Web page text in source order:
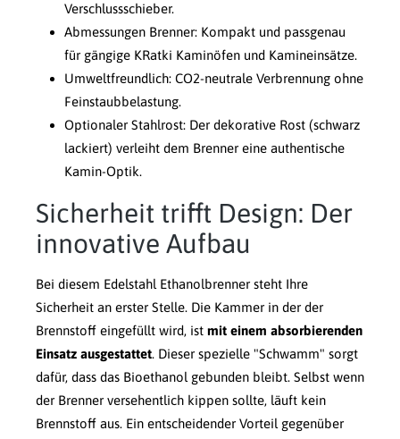
Verschlussschieber.
Abmessungen Brenner: Kompakt und passgenau
für gängige KRatki Kaminöfen und Kamineinsätze.
Umweltfreundlich: CO2-neutrale Verbrennung ohne
Feinstaubbelastung.
Optionaler Stahlrost: Der dekorative Rost (schwarz
lackiert) verleiht dem Brenner eine authentische
Kamin-Optik.
Sicherheit trifft Design: Der
innovative Aufbau
Bei diesem Edelstahl Ethanolbrenner steht Ihre
Sicherheit an erster Stelle. Die Kammer in der der
Brennstoff eingefüllt wird, ist mit einem absorbierenden
Einsatz ausgestattet. Dieser spezielle "Schwamm" sorgt
dafür, dass das Bioethanol gebunden bleibt. Selbst wenn
der Brenner versehentlich kippen sollte, läuft kein
Brennstoff aus. Ein entscheidender Vorteil gegenüber